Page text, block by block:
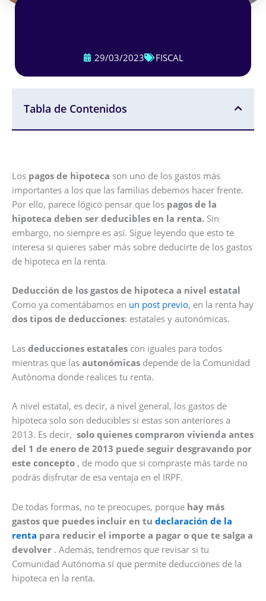
29/03/2023 FISCAL
Tabla de Contenidos
Los pagos de hipoteca son uno de los gastos más
importantes a los que las familias debemos hacer frente.
Por ello, parece lógico pensar que los pagos de la
hipoteca deben ser deducibles en la renta. Sin
embargo, no siempre es así. Sigue leyendo que esto te
interesa si quieres saber más sobre deducirte de los gastos
de hipoteca en la renta.
Deducción de los gastos de hipoteca a nivel estatal
Como ya comentábamos en un post previo, en la renta hay
dos tipos de deducciones: estatales y autonómicas.
Las deducciones estatales con iguales para todos
mientras que las autonómicas depende de la Comunidad
Autónoma donde realices tu renta.
A nivel estatal, es decir, a nivel general, los gastos de
hipoteca solo son deducibles si estas son anteriores a
2013. Es decir, solo quienes compraron vivienda antes
del 1 de enero de 2013 puede seguir desgravando por
este concepto , de modo que si compraste más tarde no
podrás disfrutar de esa ventaja en el IRPF.
De todas formas, no te preocupes, porque hay más
gastos que puedes incluir en tu declaración de la
renta para reducir el importe a pagar o que te salga a
devolver . Además, tendremos que revisar si tu
Comunidad Autónoma sí que permite deducciones de la
hipoteca en la renta.